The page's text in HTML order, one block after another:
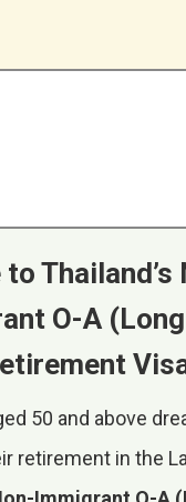
to Thailand’s
O-A
50 and above
retirement in the